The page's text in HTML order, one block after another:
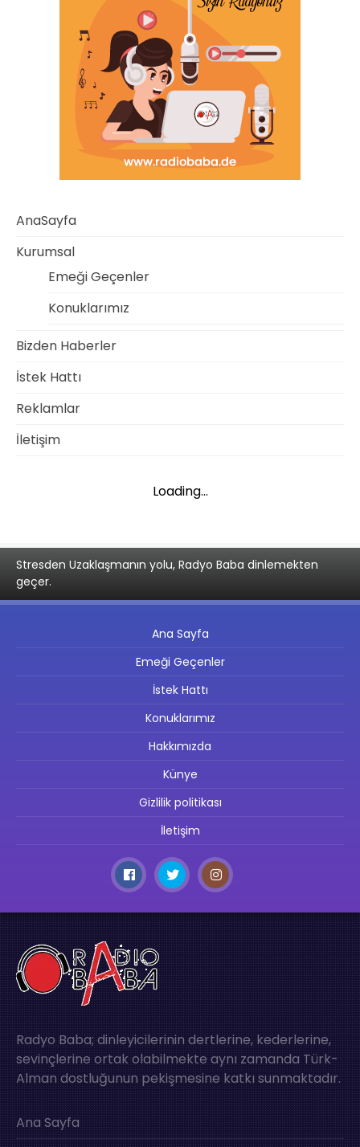
AnaSayfa
Kurumsal
Emeği Geçenler
Konuklarımız
Bizden Haberler
İstek Hattı
Reklamlar
İletişim
Loading...
Stresden Uzaklaşmanın yolu, Radyo Baba dinlemekten
geçer.
Ana Sayfa
Emeği Geçenler
İstek Hattı
Konuklarımız
Hakkımızda
Künye
Gizlilik politikası
İletişim
Radyo Baba; dinleyicilerinin dertlerine, kederlerine,
sevinçlerine ortak olabilmekte aynı zamanda Türk-
Alman dostluğunun pekişmesine katkı sunmaktadır.
Ana Sayfa